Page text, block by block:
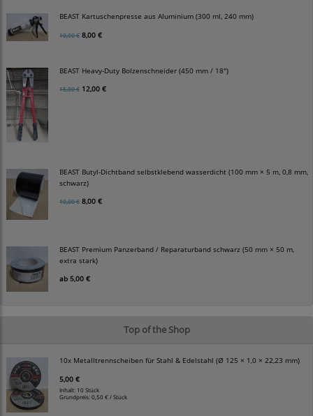
BEAST Kartuschenpresse aus Aluminium (300 ml, 240 mm)
10,00 € 8,00 €
BEAST Heavy-Duty Bolzenschneider (450 mm / 18")
15,00 € 12,00 €
BEAST Butyl-Dichtband selbstklebend wasserdicht (100 mm × 5 m, 0,8 mm,
schwarz)
10,00 € 8,00 €
BEAST Premium Panzerband / Reparaturband schwarz (50 mm × 50 m,
extra stark)
ab 5,00 €
Top of the Shop
10x Metalltrennscheiben für Stahl & Edelstahl (Ø 125 × 1,0 × 22,23 mm)
5,00 €
Inhalt: 10 Stück
Grundpreis:0,50 € / Stück